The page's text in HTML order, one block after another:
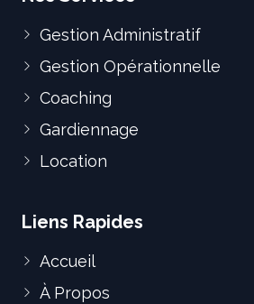
Gestion Administratif
Gestion Opérationnelle
Coaching
Gardiennage
Location
Liens Rapides
Accueil
À Propos